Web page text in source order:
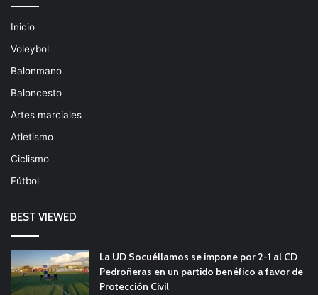
Inicio
Voleybol
Balonmano
Baloncesto
Artes marciales
Atletismo
Ciclismo
Fútbol
BEST VIEWED
La UD Socuéllamos se impone por 2-1 al CD
Pedroñeras en un partido benéfico a favor de
Protección Civil